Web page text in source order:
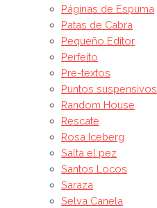
Páginas de Espuma
Patas de Cabra
Pequeño Editor
Perfeito
Pre-textos
Puntos suspensivos
Random House
Rescate
Rosa Iceberg
Salta el pez
Santos Locos
Saraza
Selva Canela